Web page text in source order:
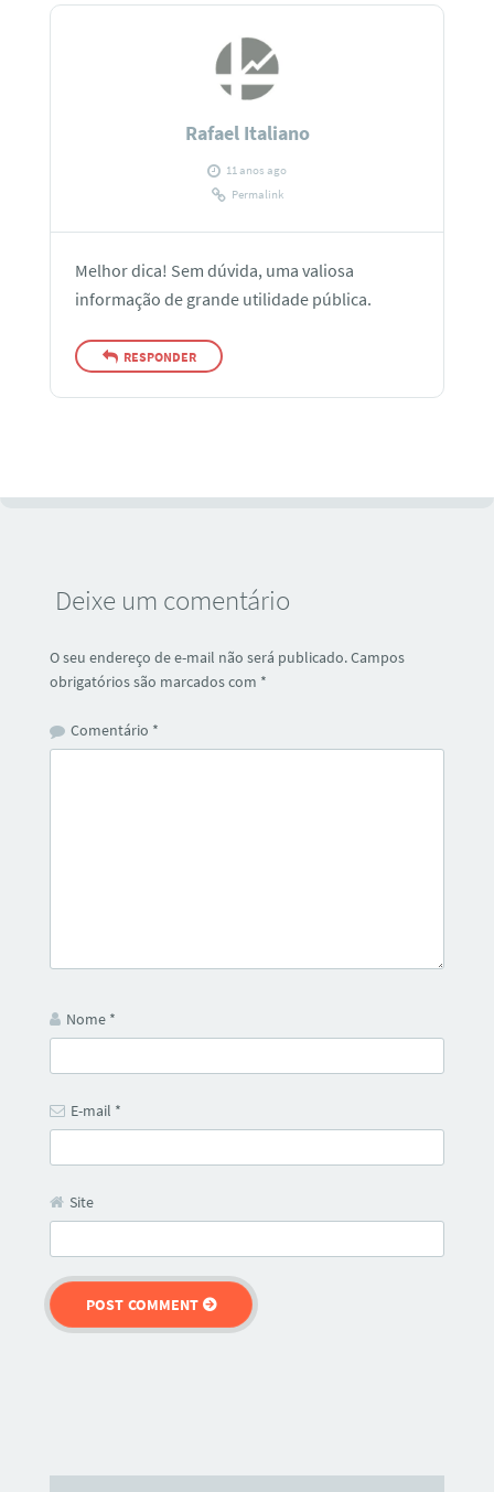
Rafael Italiano
11 anos ago
Permalink
Melhor dica! Sem dúvida, uma valiosa
informação de grande utilidade pública.
RESPONDER
Deixe um comentário
O seu endereço de e-mail não será publicado.Campos
obrigatórios são marcados com *
Comentário *
Nome *
E-mail *
Site